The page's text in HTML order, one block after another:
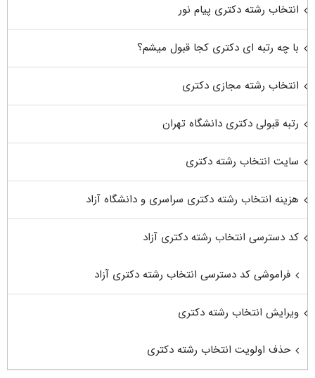
انتخاب رشته دکتری پیام نور
با چه رتبه ای دکتری کجا قبول میشم؟
انتخاب رشته مجازی دکتری
رتبه قبولی دکتری دانشگاه تهران
سایت انتخاب رشته دکتری
هزینه انتخاب رشته دکتری سراسری و دانشگاه آزاد
کد دسترسی انتخاب رشته دکتری آزاد
فراموشی کد دسترسی انتخاب رشته دکتری آزاد
ویرایش انتخاب رشته دکتری
حذف اولویت انتخاب رشته دکتری